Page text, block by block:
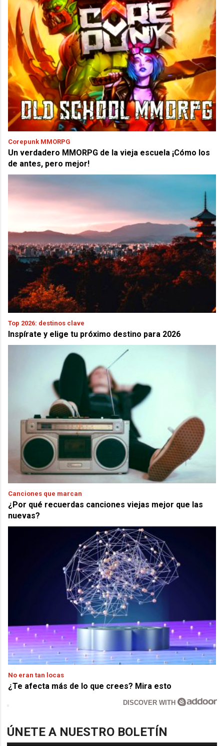
Corepunk MMORPG
Un verdadero MMORPG de la vieja escuela ¡Cómo los
de antes, pero mejor!
Top 2026: destinos clave
Inspírate y elige tu próximo destino para 2026
Canciones que marcan
¿Por qué recuerdas canciones viejas mejor que las
nuevas?
No eran tan locas
¿Te afecta más de lo que crees? Mira esto
DISCOVER WITH
ÚNETE A NUESTRO BOLETÍN